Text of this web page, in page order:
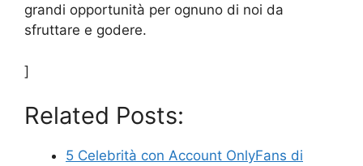
grandi opportunità per ognuno di noi da
sfruttare e godere.
]
Related Posts:
5 Celebrità con Account OnlyFans di